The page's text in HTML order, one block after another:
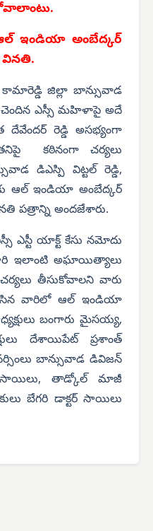
ఇండియా అంబేద్కర్
కామారెడ్డి జిల్లా బాన్సువాడ
చెందిన ఎస్సీ మహిళాపై అదే
దేవేందర్ రెడ్డి అసభ్యంగా
కఠినంగా చర్యలు
డిఎస్పి విట్టల్ రెడ్డి,
ఆల్ ఇండియా అంబేద్కర్
పత్రాన్ని అందజేశారు.
ఎస్టీ యాక్ట్ కేసు నమోదు
ఇలాంటి అఘాయిత్యాలు
తీసుకోవాలని వారు
వారిలో ఆల్ ఇండియా
బంగారు మైసయ్య,
దేశాయిపేట్ ప్రశాంత్
బాన్సువాడ డివిజన్
సాయిలు, తాడ్కోల్ మాజీ
బేగరి డాక్టర్ సాయిలు